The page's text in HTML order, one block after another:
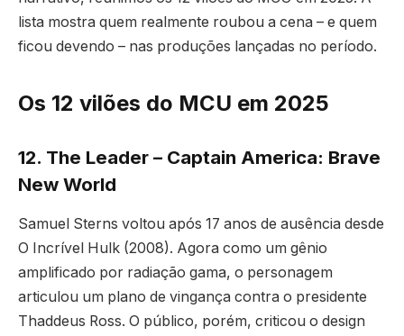
lista mostra quem realmente roubou a cena – e quem
ficou devendo – nas produções lançadas no período.
Os 12 vilões do MCU em 2025
12. The Leader – Captain America: Brave
New World
Samuel Sterns voltou após 17 anos de ausência desde
O Incrível Hulk (2008). Agora como um gênio
amplificado por radiação gama, o personagem
articulou um plano de vingança contra o presidente
Thaddeus Ross. O público, porém, criticou o design